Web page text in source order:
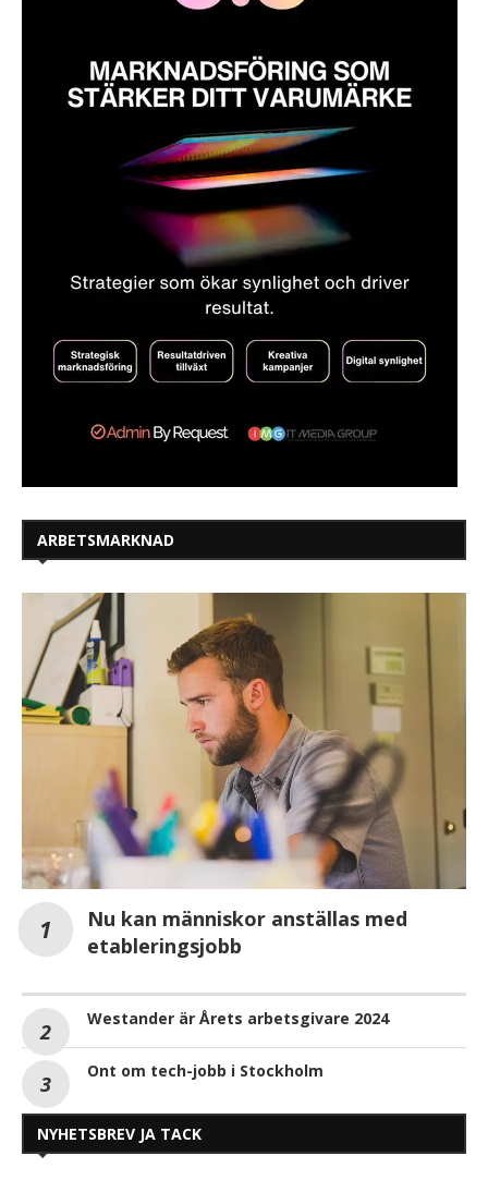
ARBETSMARKNAD
Nu kan människor anställas med
etableringsjobb
Westander är Årets arbetsgivare 2024
Ont om tech-jobb i Stockholm
NYHETSBREV JA TACK